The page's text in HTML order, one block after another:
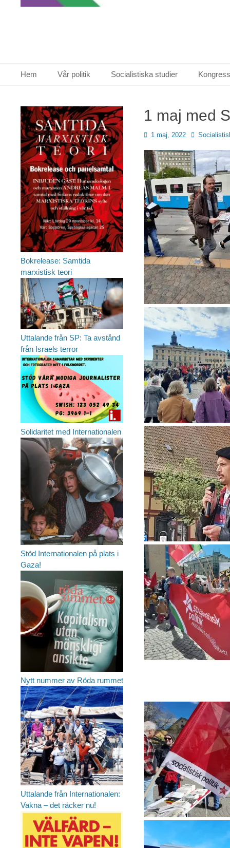
Primär meny
Hem Vår politik Socialistiska studier
1 maj med
Publicerad
1 maj, 2022 Författare
Bokrelease: Samtida
marxistisk teori
Uttalande från SP: Ta avstånd
från Israels terror
Solidaritet med Internationalen
Stöd Internationalen på plats i
Gaza!
Nytt nummer av Röda rummet
Uttalande från Internationalen:
Vakna – det räcker nu!